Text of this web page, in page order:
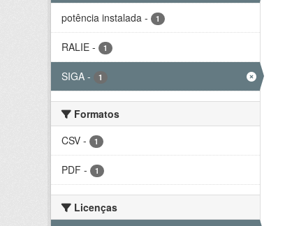
potência instalada - 1
RALIE - 1
SIGA - 1
Formatos
CSV - 1
PDF - 1
Licenças